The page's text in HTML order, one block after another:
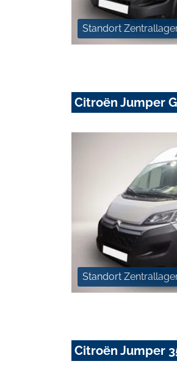
Standort
Citroën Jumper
Standort
Citroën Jumper